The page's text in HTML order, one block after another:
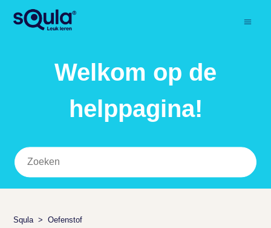
Welkom op de
helppagina!
Squla Oefenstof